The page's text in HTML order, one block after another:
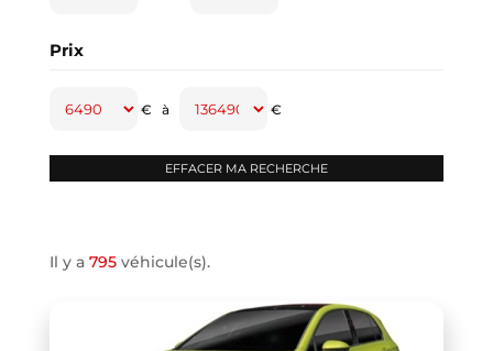
CLASSE A (1)
CLIO IV (1)
COMPASS (1)
Prix
€ à €
Il y a 795véhicule(s).